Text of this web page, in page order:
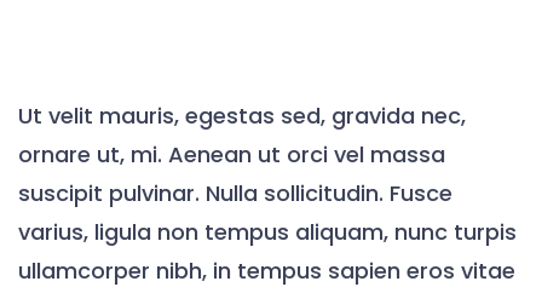
Ut velit mauris, egestas sed, gravida nec,
ornare ut, mi. Aenean ut orci vel massa
suscipit pulvinar. Nulla sollicitudin. Fusce
varius, ligula non tempus aliquam, nunc turpis
ullamcorper nibh, in tempus sapien eros vitae